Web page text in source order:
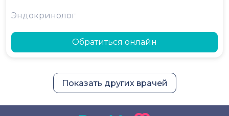
Эндокринолог
Обратиться онлайн
Показать других врачей